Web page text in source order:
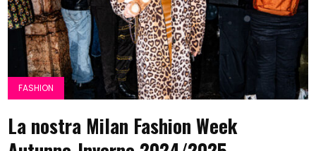
FASHION
La nostra Milan Fashion Week